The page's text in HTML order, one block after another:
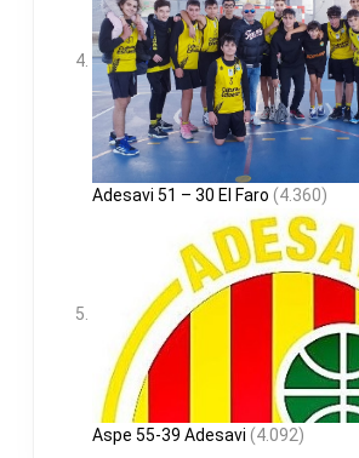
Adesavi 51 – 30 El Faro (4.360)
Aspe 55-39 Adesavi (4.092)